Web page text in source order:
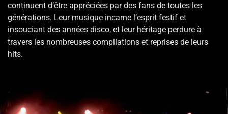
continuent d’être appréciées par des fans de toutes les
générations. Leur musique incarne l’esprit festif et
insouciant des années disco, et leur héritage perdure à
travers les nombreuses compilations et reprises de leurs
hits.